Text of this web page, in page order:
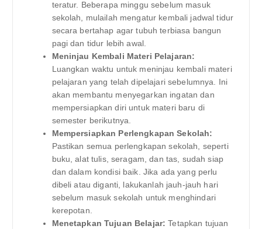
teratur. Beberapa minggu sebelum masuk
sekolah, mulailah mengatur kembali jadwal tidur
secara bertahap agar tubuh terbiasa bangun
pagi dan tidur lebih awal.
Meninjau Kembali Materi Pelajaran:
Luangkan waktu untuk meninjau kembali materi
pelajaran yang telah dipelajari sebelumnya. Ini
akan membantu menyegarkan ingatan dan
mempersiapkan diri untuk materi baru di
semester berikutnya.
Mempersiapkan Perlengkapan Sekolah:
Pastikan semua perlengkapan sekolah, seperti
buku, alat tulis, seragam, dan tas, sudah siap
dan dalam kondisi baik. Jika ada yang perlu
dibeli atau diganti, lakukanlah jauh-jauh hari
sebelum masuk sekolah untuk menghindari
kerepotan.
Menetapkan Tujuan Belajar: Tetapkan tujuan